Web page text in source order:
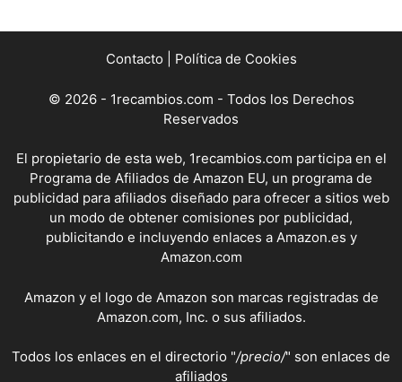
Contacto Política de Cookies
© 2026 - 1recambios.com - Todos los Derechos
Reservados
El propietario de esta web, 1recambios.com participa en el
Programa de Afiliados de Amazon EU, un programa de
publicidad para afiliados diseñado para ofrecer a sitios web
un modo de obtener comisiones por publicidad,
publicitando e incluyendo enlaces a Amazon.es y
Amazon.com
Amazon y el logo de Amazon son marcas registradas de
Amazon.com, Inc. o sus afiliados.
Todos los enlaces en el directorio "/precio/" son enlaces de
afiliados